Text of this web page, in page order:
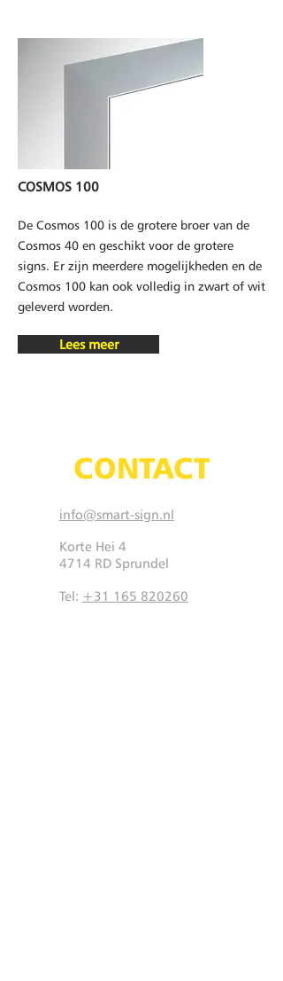
COSMOS 100
De Cosmos 100 is de grotere broer van de
Cosmos 40 en geschikt voor de grotere
signs. Er zijn meerdere mogelijkheden en de
Cosmos 100 kan ook volledig in zwart of wit
geleverd worden.
Lees meer
CONTACT
info@smart-sign.nl
Korte Hei 4
4714 RD Sprundel
Tel: +31 165 820260